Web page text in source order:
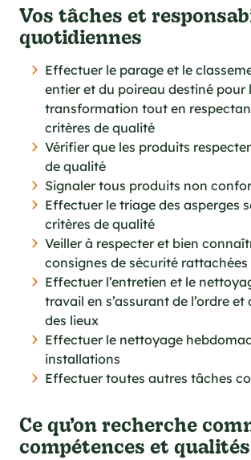
Vos tâches et
quotidiennes
Effectuer le parage et le
entier et du poireau destiné pour
transformation tout en
critères de qualité
Vérifier que les produits
de qualité
Signaler tous produits non
Effectuer le triage des asperges
critères de qualité
Veiller à respecter et bien
consignes de sécurité
Effectuer l’entretien et le
travail en s’assurant de l’ordre
des lieux
Effectuer le nettoyage
installations
Effectuer toutes autres tâches
Ce qu’on recherche
compétences et qualités